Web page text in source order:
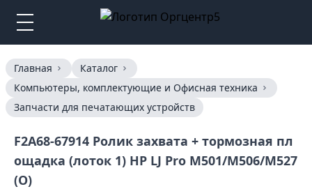
Главная
Каталог
Компьютеры, комплектующие и Офисная техника
Запчасти для печатающих устройств
F2A68-67914 Ролик захвата + тормозная пл
ощадка (лоток 1) HP LJ Pro M501/M506/M527
(O)